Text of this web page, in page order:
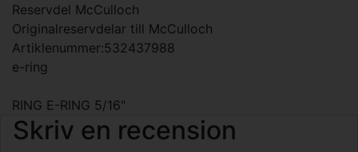
Reservdel McCulloch
Originalreservdelar till McCulloch
Artiklenummer:532437988
e-ring
RING E-RING 5/16"
Skriv en recension